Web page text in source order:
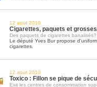
12 aout 2010
Cigarettes, paquets et
Des paquets de cigarettes banalisés?
Le député Yves Bur propose
cigarettes.
12 aout 2010
Toxico : Fillon se pique de
Exit les centres de consommation